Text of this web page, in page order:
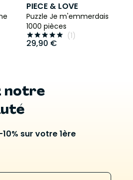
PIECE & LOVE
Puzzle Je m'emmerdais
1000 pièces
 (1)
29,90 €
notre
sur votre 1ère